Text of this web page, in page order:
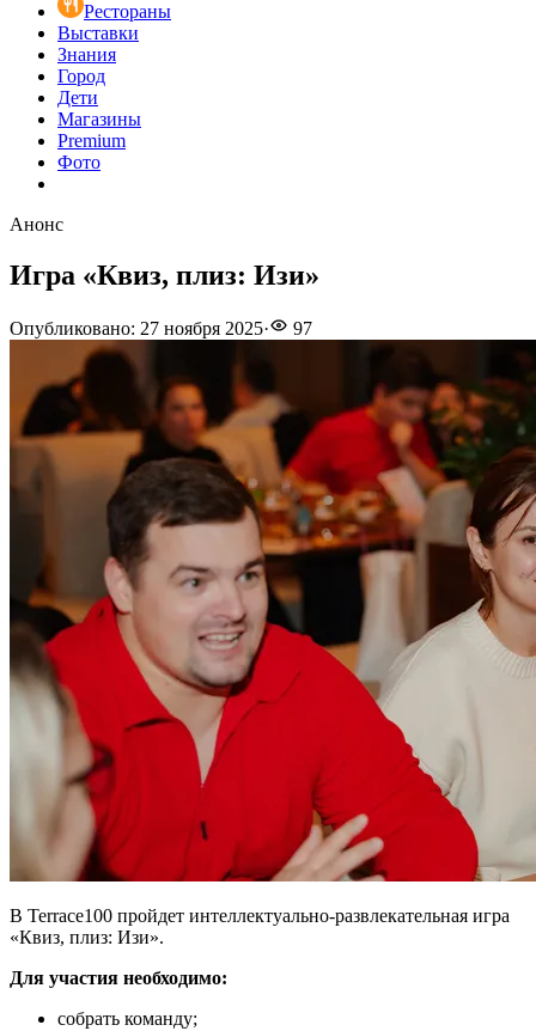
Рестораны
Выставки
Знания
Город
Дети
Магазины
Premium
Фото
Анонс
Игра «Квиз, плиз: Изи»
Опубликовано: 27 ноября 2025· 97
В Terrace100 пройдет интеллектуально-развлекательная игра
«Квиз, плиз: Изи».
Для участия необходимо:
собрать команду;